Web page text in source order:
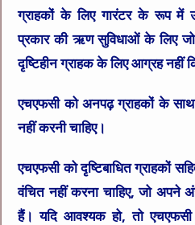
ग्राहकों के लिए गारंटर के रूप में
प्रकार की ऋण सुविधाओं के लिए
दृष्टिहीन ग्राहक के लिए आग्रह नहीं
एचएफसी को अनपढ़ ग्राहकों के साथ
नहीं करनी चाहिए।
एचएफसी को दृष्टिबाधित ग्राहकों
वंचित नहीं करना चाहिए, जो अपने
हैं। यदि आवश्यक हो, तो एचएफसी